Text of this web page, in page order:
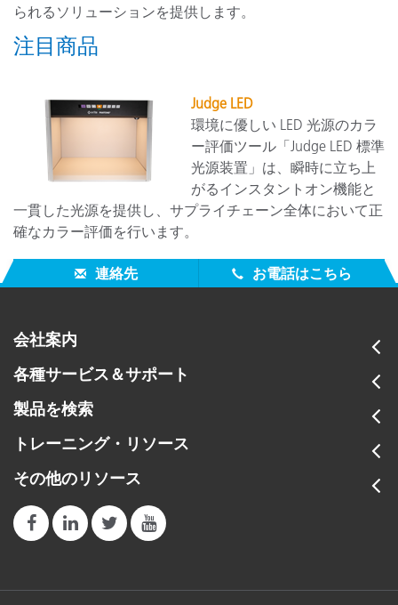
られるソリューションを提供します。
注目商品
Judge LED
環境に優しい LED 光源のカラ
ー評価ツール「Judge LED 標準
光源装置」は、瞬時に立ち上
がるインスタントオン機能と
一貫した光源を提供し、サプライチェーン全体において正
確なカラー評価を行います。
連絡先 お電話はこちら
会社案内
各種サービス＆サポート
製品を検索
トレーニング・リソース
その他のリソース